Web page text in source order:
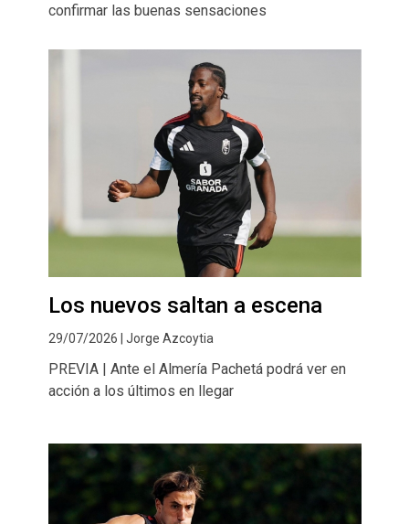
confirmar las buenas sensaciones
Los nuevos saltan a escena
29/07/2026 | Jorge Azcoytia
PREVIA | Ante el Almería Pachetá podrá ver en
acción a los últimos en llegar